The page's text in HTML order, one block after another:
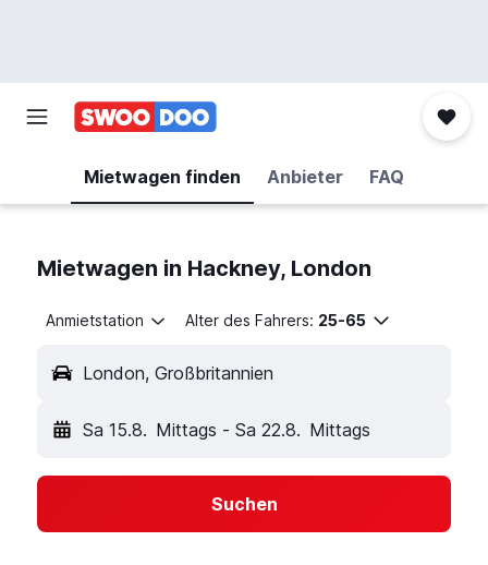
Mietwagen finden Anbieter FAQ
Mietwagen in Hackney, London
Anmietstation Alter des Fahrers: 25-65
London, Großbritannien
Sa 15.8. Mittags - Sa 22.8. Mittags
Suchen